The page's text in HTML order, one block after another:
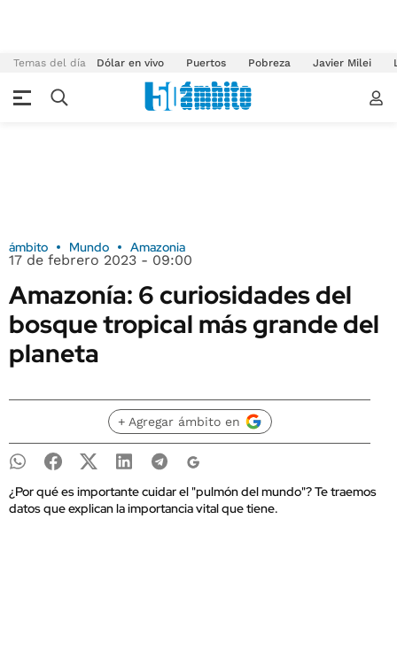
Temas del día Dólar en vivo Puertos Pobreza Javier Milei
ámbito Mundo Amazonia
17 de febrero 2023 - 09:00
Amazonía: 6 curiosidades del
bosque tropical más grande del
planeta
+ Agregar ámbito en
¿Por qué es importante cuidar el "pulmón del mundo"? Te traemos
datos que explican la importancia vital que tiene.